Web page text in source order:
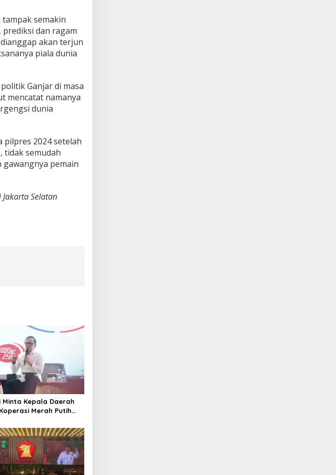
semakin
dan ragam
akan terjun
piala dunia
Ganjar di masa
mencatat namanya
dunia
pilpres 2024 setelah
tidak semudah
gawangnya pemain
Selatan
Minta Kepala Daerah
Merah Putih